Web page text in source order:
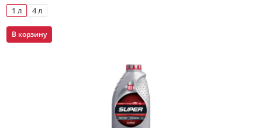
1 л
4 л
В корзину